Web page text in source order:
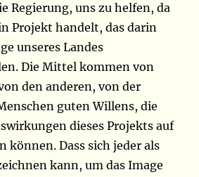
Regierung, uns zu helfen, da
Projekt handelt, das darin
unseres Landes
Die Mittel kommen von
den anderen, von der
guten Willens, die
dieses Projekts auf
können. Dass sich jeder als
kann, um das Image